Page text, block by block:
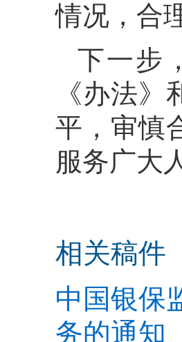
情况，合
下一步
《办法
平，审慎
服务广大
相关稿件
中国银保
务的通知